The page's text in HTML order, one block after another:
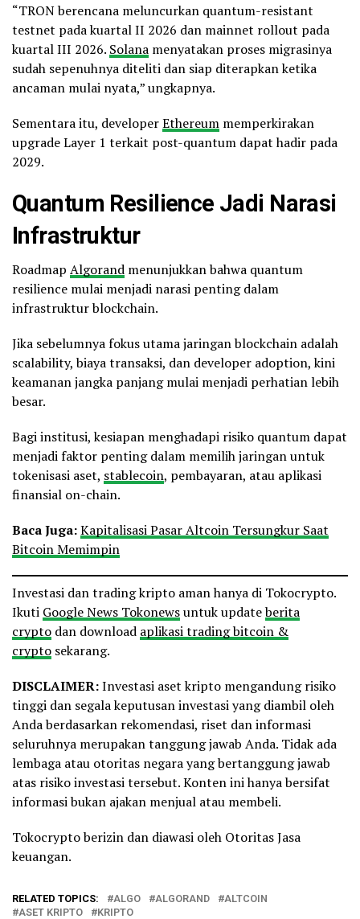
“TRON berencana meluncurkan quantum-resistant
testnet pada kuartal II 2026 dan mainnet rollout pada
kuartal III 2026. Solana menyatakan proses migrasinya
sudah sepenuhnya diteliti dan siap diterapkan ketika
ancaman mulai nyata,” ungkapnya.
Sementara itu, developerEthereum memperkirakan
upgrade Layer 1 terkait post-quantum dapat hadir pada
2029.
Quantum Resilience Jadi Narasi
Infrastruktur
Roadmap Algorand menunjukkan bahwa quantum
resilience mulai menjadi narasi penting dalam
infrastruktur blockchain.
Jika sebelumnya fokus utama jaringan blockchain adalah
scalability, biaya transaksi, dan developer adoption, kini
keamanan jangka panjang mulai menjadi perhatian lebih
besar.
Bagi institusi, kesiapan menghadapi risiko quantum dapat
menjadi faktor penting dalam memilih jaringan untuk
tokenisasi aset, stablecoin, pembayaran, atau aplikasi
finansial on-chain.
Baca Juga:Kapitalisasi Pasar Altcoin Tersungkur Saat
Bitcoin Memimpin
Investasi dan trading kripto aman hanya di Tokocrypto.
Ikuti Google News Tokonewsuntuk updateberita
crypto dan download aplikasi trading bitcoin &
crypto sekarang.
DISCLAIMER:Investasi aset kripto mengandung risiko
tinggi dan segala keputusan investasi yang diambil oleh
Anda berdasarkan rekomendasi, riset dan informasi
seluruhnya merupakan tanggung jawab Anda. Tidak ada
lembaga atau otoritas negara yang bertanggung jawab
atas risiko investasi tersebut. Konten ini hanya bersifat
informasi bukan ajakan menjual atau membeli.
Tokocrypto berizin dan diawasi oleh Otoritas Jasa
keuangan.
RELATED TOPICS: ALGO ALGORAND
ALTCOIN
ASET KRIPTO
KRIPTO